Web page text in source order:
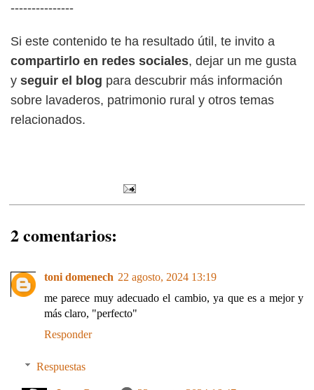
---------------
Si este contenido te ha resultado útil, te invito a
compartirlo en redes sociales, dejar un me gusta
y seguir el blog para descubrir más información
sobre lavaderos, patrimonio rural y otros temas
relacionados.
2 comentarios:
toni domenech 22 agosto, 2024 13:19
me parece muy adecuado el cambio, ya que es a mejor y
más claro, "perfecto"
Responder
Respuestas